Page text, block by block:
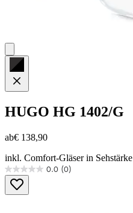
HUGO HG 1402/G
ab€ 138,90
inkl. Comfort-Gläser in Sehstärke
0.0 (0)
0.0
von
5